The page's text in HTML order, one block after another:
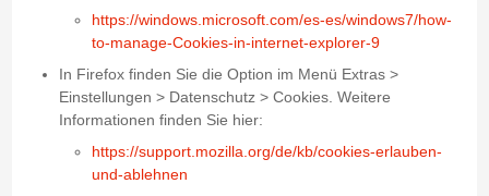
https://windows.microsoft.com/es-es/windows7/how-
to-manage-Cookies-in-internet-explorer-9
In Firefox finden Sie die Option im Menü Extras >
Einstellungen > Datenschutz > Cookies. Weitere
Informationen finden Sie hier:
https://support.mozilla.org/de/kb/cookies-erlauben-
und-ablehnen